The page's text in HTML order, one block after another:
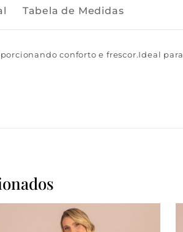
Tabela de Medidas
conforto e frescor.Ideal